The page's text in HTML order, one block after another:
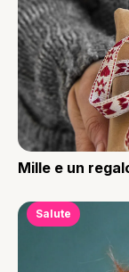
Mille e un
Salute